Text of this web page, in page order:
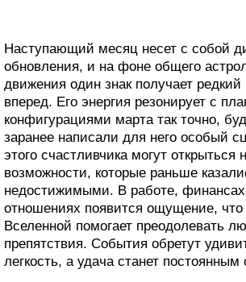
Наступающий месяц несет с собой
обновления, и на фоне общего
движения один знак получает
вперед. Его энергия резонирует с
конфигурациями марта так точно,
заранее написали для него особый
этого счастливчика могут открыться
возможности, которые раньше
недостижимыми. В работе,
отношениях появится ощущение,
Вселенной помогает преодолевать
препятствия. События обретут
легкость, а удача станет постоянным